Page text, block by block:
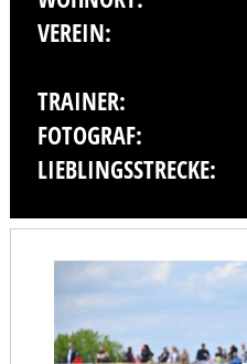
VEREIN:
TRAINER:
FOTOGRAF:
LIEBLINGSSTRECKE: